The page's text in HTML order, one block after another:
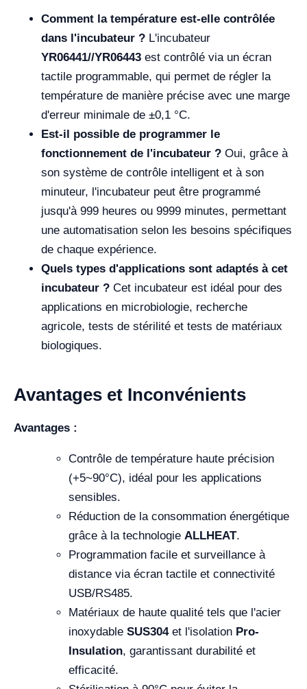
Comment la température est-elle contrôlée
dans l'incubateur ? L'incubateur
YR06441//YR06443 est contrôlé via un écran
tactile programmable, qui permet de régler la
température de manière précise avec une marge
d'erreur minimale de ±0,1 °C.
Est-il possible de programmer le
fonctionnement de l'incubateur ? Oui, grâce à
son système de contrôle intelligent et à son
minuteur, l'incubateur peut être programmé
jusqu'à 999 heures ou 9999 minutes, permettant
une automatisation selon les besoins spécifiques
de chaque expérience.
Quels types d'applications sont adaptés à cet
incubateur ? Cet incubateur est idéal pour des
applications en microbiologie, recherche
agricole, tests de stérilité et tests de matériaux
biologiques.
Avantages et Inconvénients
Avantages :
Contrôle de température haute précision
(+5~90°C), idéal pour les applications
sensibles.
Réduction de la consommation énergétique
grâce à la technologie ALLHEAT.
Programmation facile et surveillance à
distance via écran tactile et connectivité
USB/RS485.
Matériaux de haute qualité tels que l'acier
inoxydable SUS304et l'isolation Pro-
Insulation, garantissant durabilité et
efficacité.